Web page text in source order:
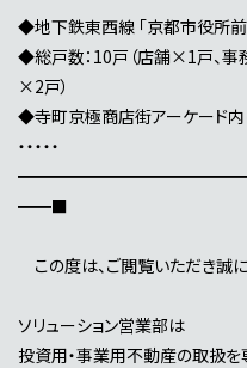
◆地下鉄東西線 「京都市役所
◆総戸数：10戸（店舗×1戸、
×2戸）
◆寺町京極商店街アーケード内
・・・・・
━━■
この度は、ご閲覧いただき誠
ソリューション営業部は
投資用・事業用不動産の取扱を